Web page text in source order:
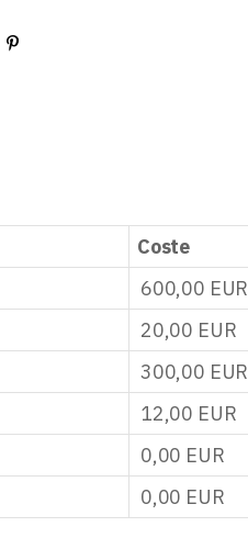
Coste
600,00 EUR
20,00 EUR
300,00 EUR
12,00 EUR
0,00 EUR
0,00 EUR